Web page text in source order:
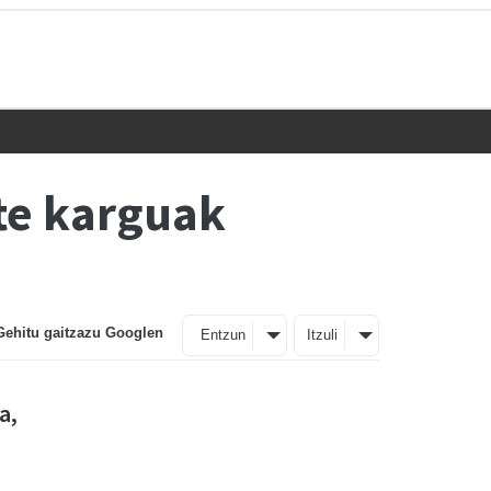
karguak
gaitzazu Googlen Entzun Itzuli